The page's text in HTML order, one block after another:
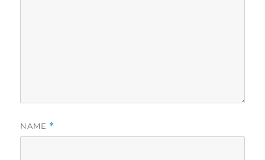
NAME *